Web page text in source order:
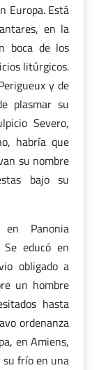
Europa. Está
en la
boca de los
litúrgicos.
y de
plasmar su
Severo,
habría que
su nombre
bajo su
Panonia
Se educó en
obligado a
un hombre
hasta
ordenanza
en Amiens,
frío en una